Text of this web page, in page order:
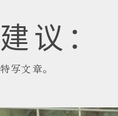
建议：
特写文章。